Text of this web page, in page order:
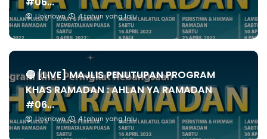
Unknown 4 tahun yang lalu
🔴 [LIVE] MAJLIS PENUTUPAN PROGRAM
KHAS RAMADAN : AHLAN YA RAMADAN
#06...
Unknown 4 tahun yang lalu